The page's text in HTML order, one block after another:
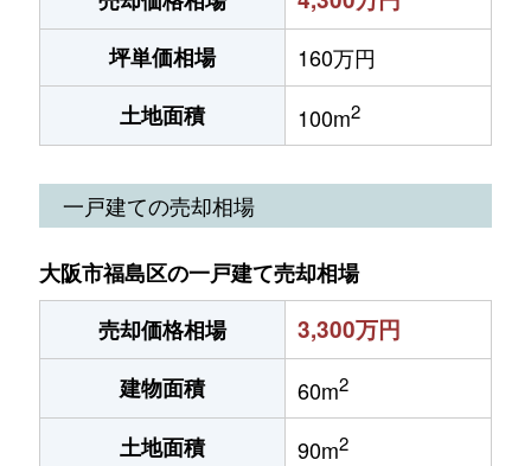
坪単価相場
160万円
土地面積
100m2
一戸建ての売却相場
大阪市福島区の一戸建て売却相場
売却価格相場
3,300万円
建物面積 60m2
土地面積 90m2